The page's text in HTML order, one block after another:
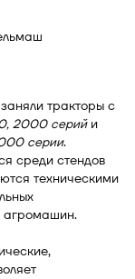
тракторы с
2000 серийи
серии.
среди стендов
техническими
агромашин.